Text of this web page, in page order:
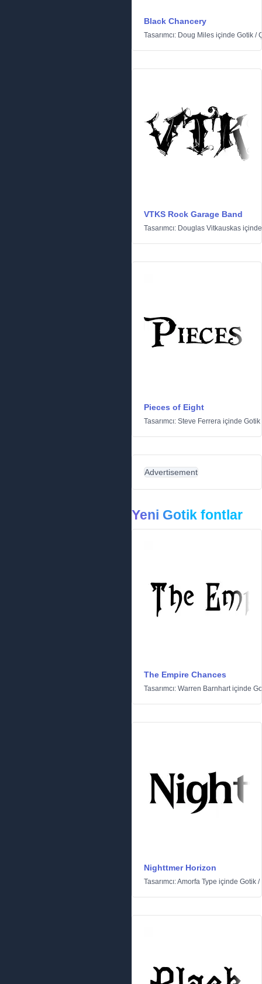
Black Chancery
Tasarımcı: Doug Miles içinde Gotik /
VTKS Rock Garage Band
Tasarımcı: Douglas Vitkauskas
Pieces of Eight
Tasarımcı: Steve Ferrera içinde Gotik
Advertisement
Yeni Gotik fontlar
The Empire Chances
Tasarımcı: Warren Barnhartiçinde
Nighttmer Horizon
Tasarımcı:Amorfa Type içinde Gotik /